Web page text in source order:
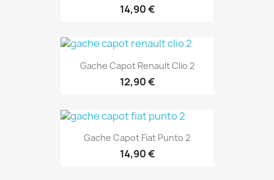
14,90 €
Gache Capot Renault Clio 2
12,90 €
Gache Capot Fiat Punto 2
14,90 €